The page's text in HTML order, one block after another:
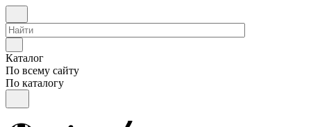
Каталог
По всему сайту
По каталогу